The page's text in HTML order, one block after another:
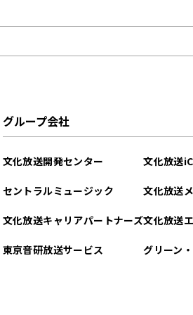
グループ会社
文化放送開発センター
セントラルミュージック
文化放送キャリアパートナーズ
東京音研放送サービス
文化放送
文化放送
文化放送
グリーン